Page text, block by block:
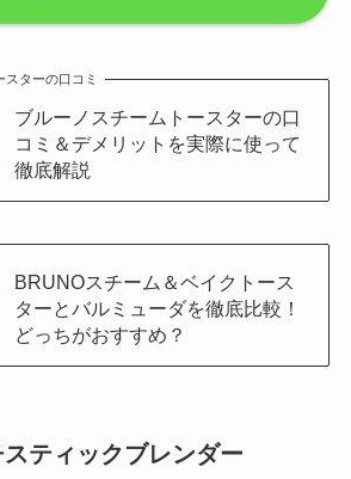
スターの口コミ
ブルーノスチームトースターの口
コミ＆デメリットを実際に使って
徹底解説
BRUNOスチーム＆ベイクトース
ターとバルミューダを徹底比較！
どっちがおすすめ？
ティックブレンダー